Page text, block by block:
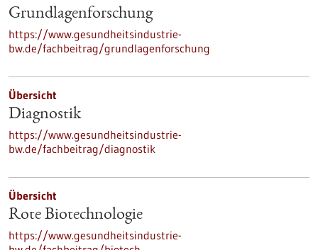
Grundlagenforschung
https://www.gesundheitsindustrie-
bw.de/fachbeitrag/grundlagenforschung
Übersicht
Diagnostik
https://www.gesundheitsindustrie-
bw.de/fachbeitrag/diagnostik
Übersicht
Rote Biotechnologie
https://www.gesundheitsindustrie-